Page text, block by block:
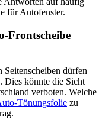
für Autofenster.
Frontscheibe
dürfen
Dies könnte die Sicht
verboten. Welche
Tönungsfolie zu